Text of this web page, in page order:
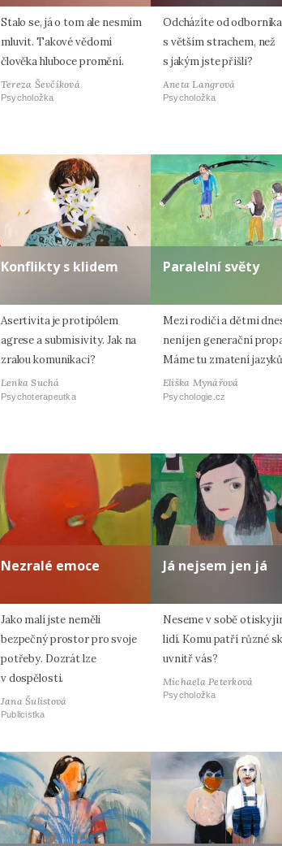
Stalo se, já o tom ale nesmím
mluvit. Takové vědomí
člověka hluboce promění.
Tereza Ševčíková
Psycholožka
Odcházíte od odborníka
s větším strachem, než
s jakým jste přišli?
Aneta Langrová
Psycholožka
Konflikty s klidem
Asertivita je protipólem
agrese a submisivity. Jak na
zralou komunikaci?
Lenka Suchá
Psychoterapeutka
Paralelní světy
Mezi rodiči a dětmi
není jen generační
Máme tu zmatení
Eliška Mynářová
Psychologie.cz
Nezralé emoce
Jako malí jste neměli
bezpečný prostor pro svoje
potřeby. Dozrát lze
v dospělosti.
Jana Šulistová
Publicistka
Já nejsem jen já
Neseme v sobě otisky
lidí. Komu patří různé
uvnitř vás?
Michaela Peterková
Psycholožka